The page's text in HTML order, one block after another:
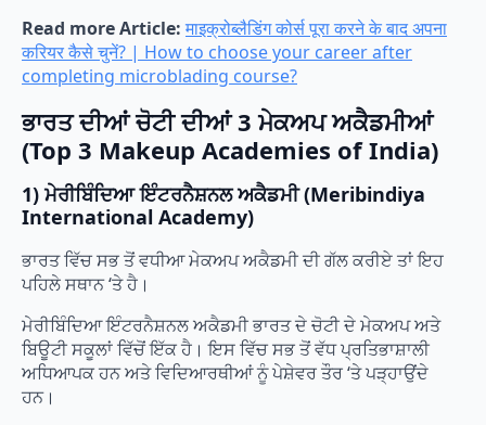
Read more Article: माइक्रोब्लैडिंग कोर्स पूरा करने के बाद अपना
करियर कैसे चुनें? | How to choose your career after
completing microblading course?
ਭਾਰਤ ਦੀਆਂ ਚੋਟੀ ਦੀਆਂ 3 ਮੇਕਅਪ ਅਕੈਡਮੀਆਂ
(Top 3 Makeup Academies of India)
1) ਮੇਰੀਬਿੰਦਿਆ ਇੰਟਰਨੈਸ਼ਨਲ ਅਕੈਡਮੀ (Meribindiya
International Academy)
ਭਾਰਤ ਵਿੱਚ ਸਭ ਤੋਂ ਵਧੀਆ ਮੇਕਅਪ ਅਕੈਡਮੀ ਦੀ ਗੱਲ ਕਰੀਏ ਤਾਂ ਇਹ
ਪਹਿਲੇ ਸਥਾਨ ‘ਤੇ ਹੈ।
ਮੇਰੀਬਿੰਦਿਆ ਇੰਟਰਨੈਸ਼ਨਲ ਅਕੈਡਮੀ ਭਾਰਤ ਦੇ ਚੋਟੀ ਦੇ ਮੇਕਅਪ ਅਤੇ
ਬਿਊਟੀ ਸਕੂਲਾਂ ਵਿੱਚੋਂ ਇੱਕ ਹੈ। ਇਸ ਵਿੱਚ ਸਭ ਤੋਂ ਵੱਧ ਪ੍ਰਤਿਭਾਸ਼ਾਲੀ
ਅਧਿਆਪਕ ਹਨ ਅਤੇ ਵਿਦਿਆਰਥੀਆਂ ਨੂੰ ਪੇਸ਼ੇਵਰ ਤੌਰ ‘ਤੇ ਪੜ੍ਹਾਉਂਦੇ
ਹਨ।